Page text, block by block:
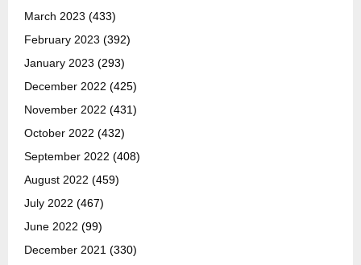
March 2023 (433)
February 2023 (392)
January 2023 (293)
December 2022 (425)
November 2022 (431)
October 2022 (432)
September 2022 (408)
August 2022 (459)
July 2022 (467)
June 2022 (99)
December 2021 (330)